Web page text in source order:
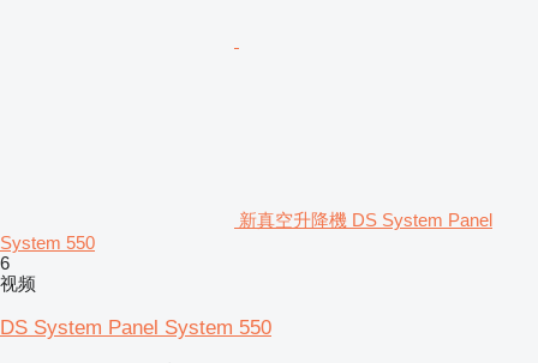
新真空升降機 DS System Panel
System 550
6
视频
DS System Panel System 550